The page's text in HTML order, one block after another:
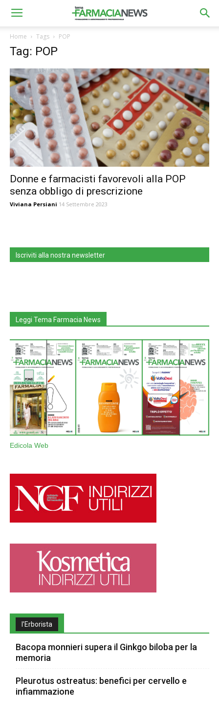
Home Tags POP
Tag: POP
Donne e farmacisti favorevoli alla POP
senza obbligo di prescrizione
Viviana Persiani 14 Settembre 2023
Iscriviti alla nostra newsletter
Leggi Tema Farmacia News
Edicola Web
l’Erborista
Bacopa monnieri supera il Ginkgo biloba per la
memoria
Pleurotus ostreatus: benefici per cervello e
infiammazione